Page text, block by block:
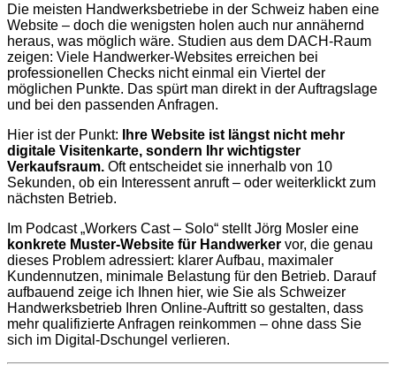
Die meisten Handwerksbetriebe in der Schweiz haben eine
Website – doch die wenigsten holen auch nur annähernd
heraus, was möglich wäre. Studien aus dem DACH-Raum
zeigen: Viele Handwerker-Websites erreichen bei
professionellen Checks nicht einmal ein Viertel der
möglichen Punkte. Das spürt man direkt in der Auftragslage
und bei den passenden Anfragen.
Hier ist der Punkt:
Ihre Website ist längst nicht mehr
digitale Visitenkarte, sondern Ihr wichtigster
Verkaufsraum. Oft entscheidet sie innerhalb von 10
Sekunden, ob ein Interessent anruft – oder weiterklickt zum
nächsten Betrieb.
Im Podcast „Workers Cast – Solo“ stellt Jörg Mosler eine
konkrete Muster-Website für Handwerker vor, die genau
dieses Problem adressiert: klarer Aufbau, maximaler
Kundennutzen, minimale Belastung für den Betrieb. Darauf
aufbauend zeige ich Ihnen hier, wie Sie als Schweizer
Handwerksbetrieb Ihren Online-Auftritt so gestalten, dass
mehr qualifizierte Anfragen reinkommen – ohne dass Sie
sich im Digital-Dschungel verlieren.